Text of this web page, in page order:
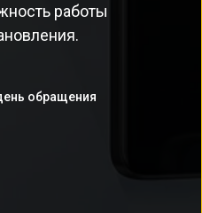
работы
обращения